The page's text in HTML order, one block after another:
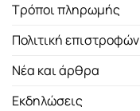
Τρόποι πληρωμής
Πολιτική επιστροφών
Νέα και άρθρα
Εκδηλώσεις